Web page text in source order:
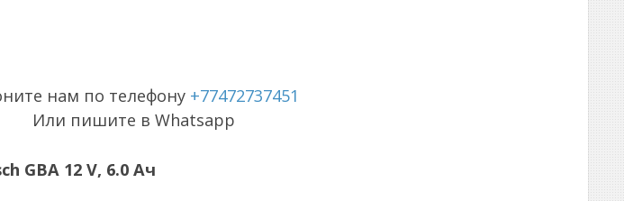
нам по телефону +77472737451
Или пишите в Whatsapp
GBA 12 V, 6.0 Ач